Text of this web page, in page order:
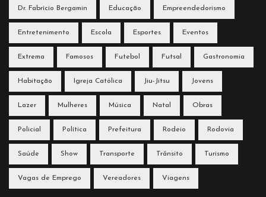
Dr. Fabrício Bergamin Educação Empreendedorismo
Entretenimento Escola Esportes Eventos
Extrema Famosos Futebol Futsal Gastronomia
Habitação Igreja Católica Jiu-Jitsu Jovens
Lazer Mulheres Música Natal Obras
Policial Política Prefeitura Rodeio Rodovia
Saúde Show Transporte Trânsito Turismo
Vagas de Emprego Vereadores Viagens